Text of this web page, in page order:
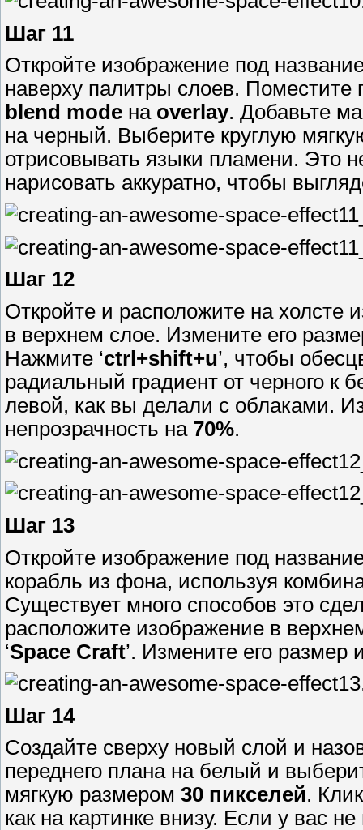
Шаг 11
Откройте изображение под
наверху палитры слоев.
blend mode на overlay. Добавьте
на черный. Выберите круглую
отрисовывать языки пламени. Это
нарисовать аккуратно, чтобы
Шаг 12
Откройте и расположите на холсте
в верхнем слое. Измените его
Нажмите ‘ctrl+shift+u’, чтобы
радиальный градиент от черного к
левой, как вы делали с облаками.
непрозрачность на 70%.
Шаг 13
Откройте изображение под
корабль из фона, используя
Существует много способов это
расположите изображение в
‘Space Craft’. Измените его размер
Шаг 14
Создайте сверху новый слой и
переднего плана на белый и
мягкую размером 30 пикселей.
как на картинке внизу. Если у вас